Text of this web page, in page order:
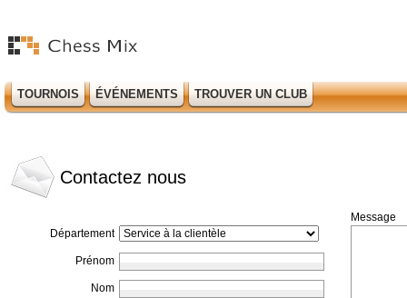
TOURNOIS ÉVÉNEMENTS TROUVER UN CLUB
Contactez nous
Message
Département
Prénom
Nom